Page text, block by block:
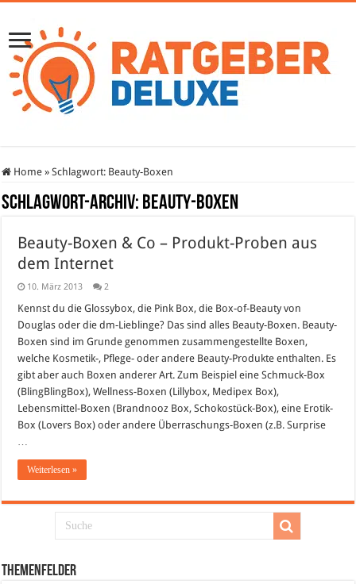
Home » Schlagwort: Beauty-Boxen
Schlagwort-Archiv: Beauty-Boxen
Beauty-Boxen & Co – Produkt-Proben aus
dem Internet
10. März 2013 2
Kennst du die Glossybox, die Pink Box, die Box-of-Beauty von
Douglas oder die dm-Lieblinge? Das sind alles Beauty-Boxen. Beauty-
Boxen sind im Grunde genommen zusammengestellte Boxen,
welche Kosmetik-, Pflege- oder andere Beauty-Produkte enthalten. Es
gibt aber auch Boxen anderer Art. Zum Beispiel eine Schmuck-Box
(BlingBlingBox), Wellness-Boxen (Lillybox, Medipex Box),
Lebensmittel-Boxen (Brandnooz Box, Schokostück-Box), eine Erotik-
Box (Lovers Box) oder andere Überraschungs-Boxen (z.B. Surprise
…
Weiterlesen »
Themenfelder